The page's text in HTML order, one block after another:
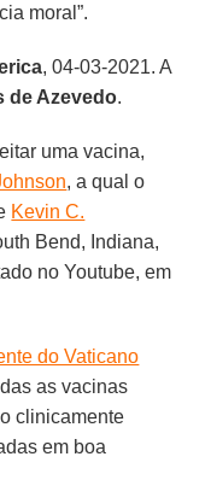
moral”.
, 04-03-2021. A
de Azevedo.
uma vacina,
, a qual o
Kevin C.
Bend, Indiana,
no Youtube, em
do Vaticano
as vacinas
clinicamente
em boa